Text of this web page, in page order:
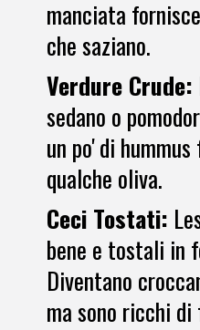
manciata
che saziano.
Verdure Crude:
sedano o
un po' di
qualche oliva.
Ceci Tostati:
bene e tostali in
Diventano
ma sono ricchi